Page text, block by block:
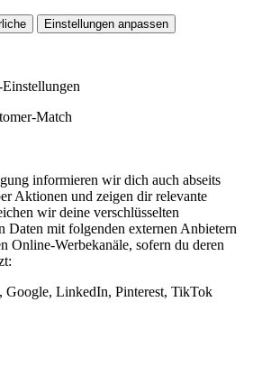
Einstellungen anpassen
Match
informieren wir dich auch abseits
Aktionen und zeigen dir relevante
wir deine verschlüsselten
Daten mit folgenden externen Anbietern
Online-Werbekanäle, sofern du deren
Google, LinkedIn, Pinterest, TikTok